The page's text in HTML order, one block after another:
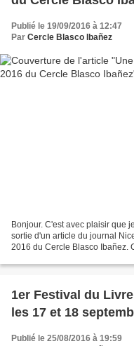
Publié le 19/09/2016 à 12:47
Par Cercle Blasco Ibañez
Bonjour. C'est avec plaisir que
sortie d'un article du journal
2016 du Cercle Blasco Ibañez.
1er Festival du
les 17 et 18
Publié le 25/08/2016 à 19:59